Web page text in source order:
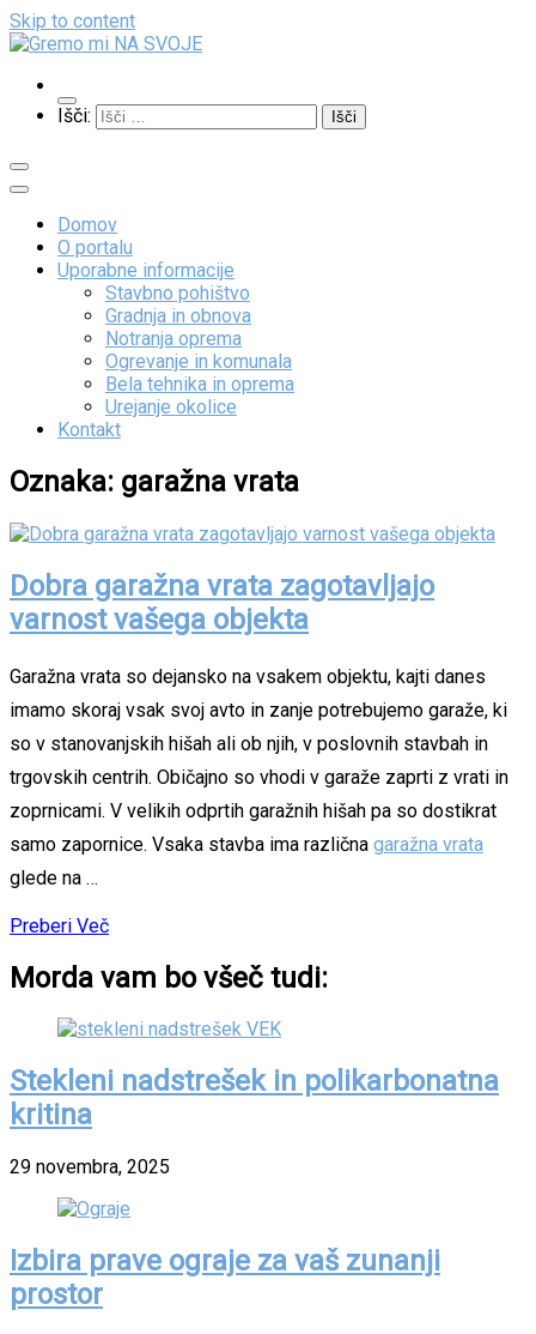
Skip to content
Gremo mi NA SVOJE
Išči:
Domov
O portalu
Uporabne informacije
Stavbno pohištvo
Gradnja in obnova
Notranja oprema
Ogrevanje in komunala
Bela tehnika in oprema
Urejanje okolice
Kontakt
Oznaka: garažna vrata
Dobra garažna vrata zagotavljajo
varnost vašega objekta
Garažna vrata so dejansko na vsakem objektu, kajti danes
imamo skoraj vsak svoj avto in zanje potrebujemo garaže, ki
so v stanovanjskih hišah ali ob njih, v poslovnih stavbah in
trgovskih centrih. Običajno so vhodi v garaže zaprti z vrati in
zoprnicami. V velikih odprtih garažnih hišah pa so dostikrat
samo zapornice. Vsaka stavba ima različna garažna vrata
glede na …
Preberi Več
Morda vam bo všeč tudi:
Stekleni nadstrešek in polikarbonatna
kritina
29 novembra, 2025
Izbira prave ograje za vaš zunanji
prostor